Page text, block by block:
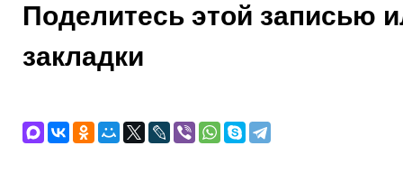
Поделитесь этой записью
закладки